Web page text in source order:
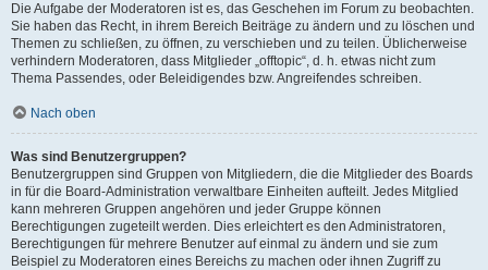
Die Aufgabe der Moderatoren ist es, das Geschehen im Forum zu beobachten.
Sie haben das Recht, in ihrem Bereich Beiträge zu ändern und zu löschen und
Themen zu schließen, zu öffnen, zu verschieben und zu teilen. Üblicherweise
verhindern Moderatoren, dass Mitglieder „offtopic“, d. h. etwas nicht zum
Thema Passendes, oder Beleidigendes bzw. Angreifendes schreiben.
Nach oben
Was sind Benutzergruppen?
Benutzergruppen sind Gruppen von Mitgliedern, die die Mitglieder des Boards
in für die Board-Administration verwaltbare Einheiten aufteilt. Jedes Mitglied
kann mehreren Gruppen angehören und jeder Gruppe können
Berechtigungen zugeteilt werden. Dies erleichtert es den Administratoren,
Berechtigungen für mehrere Benutzer auf einmal zu ändern und sie zum
Beispiel zu Moderatoren eines Bereichs zu machen oder ihnen Zugriff zu